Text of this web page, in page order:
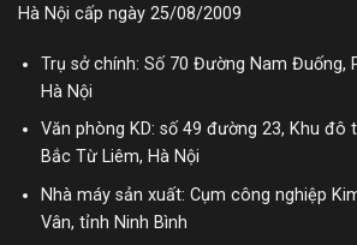
Hà Nội cấp ngày 25/08/2009
Trụ sở chính: Số 70 Đường Nam Đuống,
Hà Nội
Văn phòng KD: số 49 đường 23, Khu đô
Bắc Từ Liêm, Hà Nội
Nhà máy sản xuất: Cụm công nghiệp
Vân, tỉnh Ninh Bình